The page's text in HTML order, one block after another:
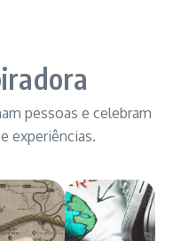
pessoas e celebram
experiências.